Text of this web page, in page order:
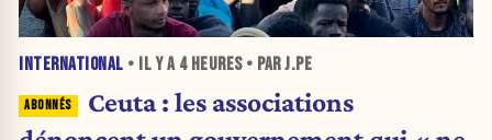
INTERNATIONAL • IL Y A 4 HEURES• PAR J.PE
Ceuta : les associations